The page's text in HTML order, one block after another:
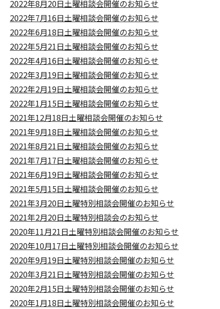
2022年8月20日土曜相談会開催のお知らせ
2022年7月16日土曜相談会開催のお知らせ
2022年6月18日土曜相談会開催のお知らせ
2022年5月21日土曜相談会開催のお知らせ
2022年4月16日土曜相談会開催のお知らせ
2022年3月19日土曜相談会開催のお知らせ
2022年2月19日土曜相談会開催のお知らせ
2022年1月15日土曜相談会開催のお知らせ
2021年12月18日土曜相談会開催のお知らせ
2021年9月18日土曜相談会開催のお知らせ
2021年8月21日土曜相談会開催のお知らせ
2021年7月17日土曜相談会開催のお知らせ
2021年6月19日土曜相談会開催のお知らせ
2021年5月15日土曜相談会開催のお知らせ
2021年3月20日土曜特別相談会開催のお知らせ
2021年2月20日土曜特別相談会のお知らせ
2020年11月21日土曜特別相談会開催のお知らせ
2020年10月17日土曜特別相談会開催のお知らせ
2020年9月19日土曜特別相談会開催のお知らせ
2020年3月21日土曜特別相談会開催のお知らせ
2020年2月15日土曜特別相談会開催のお知らせ
2020年1月18日土曜特別相談会開催のお知らせ